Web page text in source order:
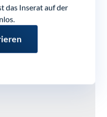
das Inserat auf der